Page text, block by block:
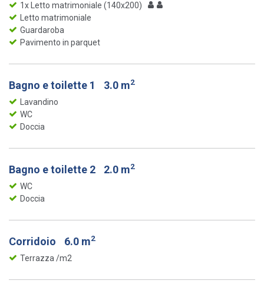
1x Letto matrimoniale (140x200)
Letto matrimoniale
Guardaroba
Pavimento in parquet
Bagno e toilette 1 3.0 m2
Lavandino
WC
Doccia
Bagno e toilette 2 2.0 m2
WC
Doccia
Corridoio 6.0 m2
Terrazza /m2